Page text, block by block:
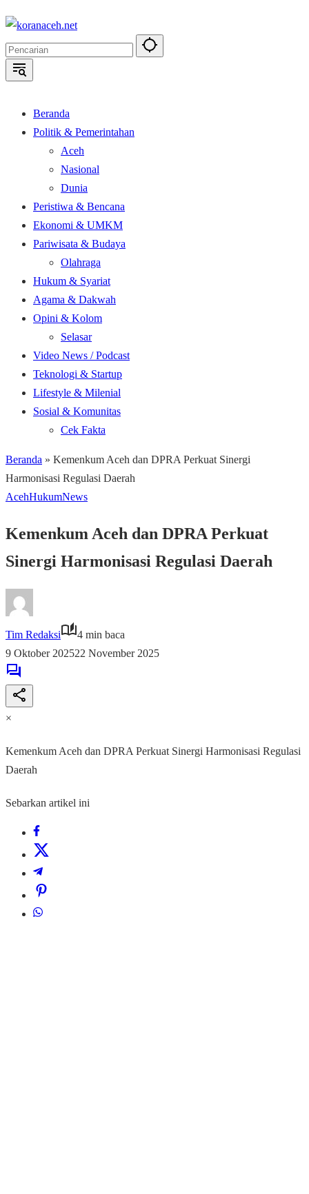
Langsung
konten
Beranda
Politik & Pemerintahan
Aceh
Nasional
Dunia
Peristiwa & Bencana
Ekonomi & UMKM
Pariwisata & Budaya
Olahraga
Hukum & Syariat
Agama & Dakwah
Opini & Kolom
Selasar
Video News / Podcast
Teknologi & Startup
Lifestyle & Milenial
Sosial & Komunitas
Cek Fakta
Beranda » Kemenkum Aceh dan DPRA Perkuat Sinergi
Harmonisasi Regulasi Daerah
AcehHukumNews
Kemenkum Aceh dan DPRA Perkuat
Sinergi Harmonisasi Regulasi Daerah
Tim Redaksi
4 min baca
9 Oktober 202522 November 2025
×
Kemenkum Aceh dan DPRA Perkuat Sinergi Harmonisasi Regulasi
Daerah
Sebarkan artikel ini